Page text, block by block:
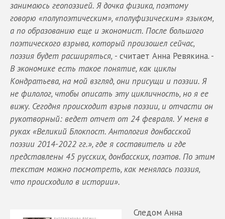
занимаюсь геопоэзией. Я дочка физика, поэтому
говорю «полупоэтическим», «полуфизическим» языком,
а по образованию еще и экономист. После большого
поэтического взрыва, который произошел сейчас,
поэзия будет расширяться, - считает Анна Ревякина. -
В экономике есть такое понятие, как циклы
Кондратьева, на мой взгляд, они присущи и поэзии. Я
не филолог, чтобы описать эту цикличность, но я ее
вижу. Сегодня происходит взрыв поэзии, и отчасти он
рукотворный: ведет отчет от 24 февраля. У меня в
руках «Великий Блокпост. Антология донбасской
поэзии 2014-2022 гг.», где я составитель и где
представлены 45 русских, донбасских, поэтов. По этим
текстам можно посмотреть, как менялась поэзия,
что происходило в истории».
Следом Анна